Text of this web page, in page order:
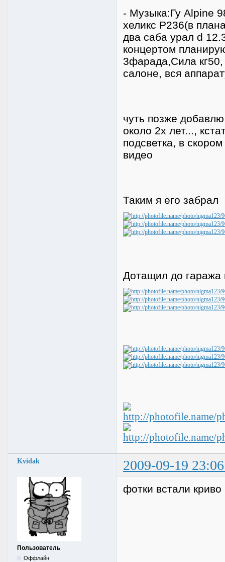
- Музыка:Гу Alpine
хеликс P236(в
два саба урал d
концертом
3фарада,Сила кг50,
салоне, вся
чуть позже
около 2х лет...,
подсветка, в
видео
Таким я его забрал
Дотащил до гаража
Kvidak 2009-09-19
Пользователь
Оффлайн
фотки встали криво